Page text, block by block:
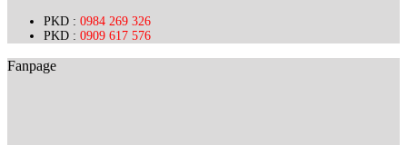
PKD : 0984 269 326
PKD : 0909 617 576
Fanpage